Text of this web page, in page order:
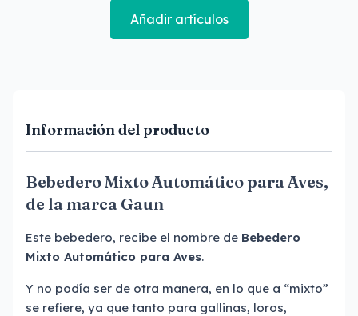
Añadir artículos
Información del producto
Bebedero Mixto Automático para Aves,
de la marca Gaun
Este bebedero, recibe el nombre de Bebedero
Mixto Automático para Aves.
Y no podía ser de otra manera, en lo que a “mixto”
se refiere, ya que tanto para gallinas, loros,